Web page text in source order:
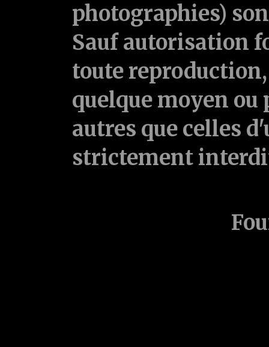
photographies)
Sauf autorisation
toute
quelque moyen ou
autres que celles
strictement